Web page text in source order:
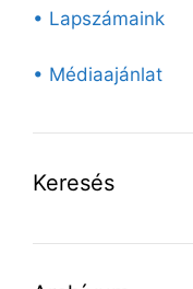
• Lapszámaink
• Médiaajánlat
Keresés